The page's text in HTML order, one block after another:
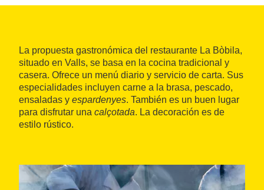
La propuesta gastronómica del restaurante La Bòbila,
situado en Valls, se basa en la cocina tradicional y
casera. Ofrece un menú diario y servicio de carta. Sus
especialidades incluyen carne a la brasa, pescado,
ensaladas y espardenyes. También es un buen lugar
para disfrutar una calçotada. La decoración es de
estilo rústico.